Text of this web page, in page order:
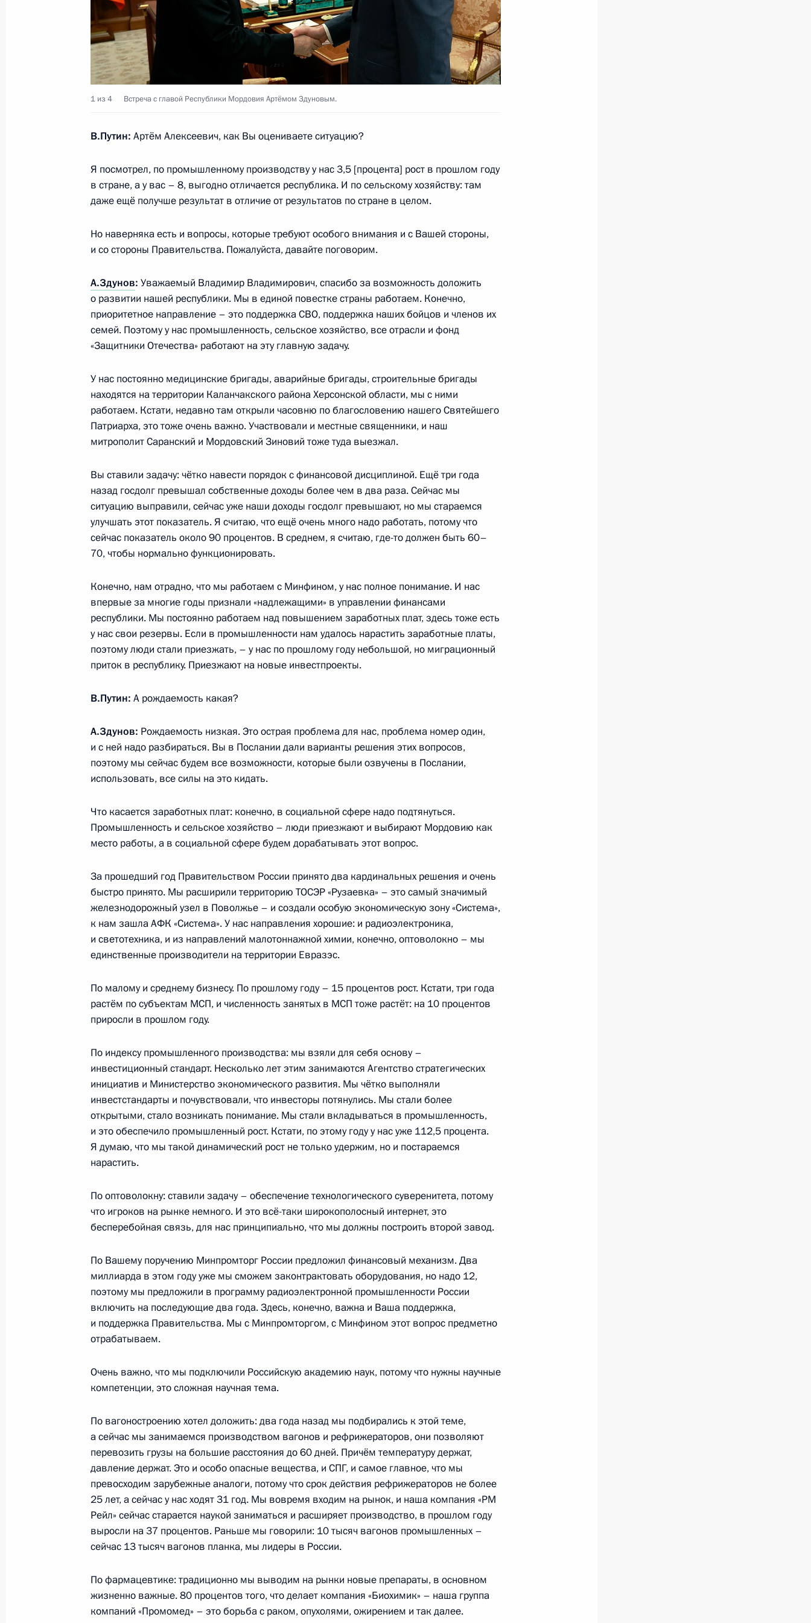
Открытие объектов металлургической промышленности
в регионах
15 июля 2024 года, 15:10
Совещание с постоянными членами Совета Безопасности
Уточнён ряд положений КоАП РФ, предусматривающих
административную ответственность за нарушение требований
лесного законодательства об учёте древесины и сделок с ней
Встреча с Министром науки и высшего образования Валерием
Фальковым
1 июля 2024 года, 13:15
Совещание по вопросам развития кораблестроения
26 июня 2024 года, 23:05
Организаторам, участникам и гостям XII Международного
молодёжного промышленного форума «Инженеры будущего»
24 июня 2024 года, 17:30
В законодательство внесены изменения в части создания
правовых основ развития инжиниринговых услуг
22 июня 2024 года, 13:35
Перечень поручений по итогам пленарного заседания съезда
и встречи с членами бюро правления Общероссийской
и предпринимателей»
Встреча с руководителями предприятий ОПК
производству и экспорту высокотехнологичной промышленной
продукции «Ростех»
15 мая 2024 года, 20:00
Совещание по вопросам развития оборонно-промышленного
15 мая 2024 года, 16:20
Встреча с Денисом Мантуровым и Сергеем Чемезовым
11 мая 2024 года, 12:10
Пленарное заседание съезда РСПП
25 апреля 2024 года, 17:55
Заседание комиссии Госсовета по направлению
«Промышленность»
Встреча с главой Росрыболовства Ильёй Шестаковым
8 апреля 2024 года, 14:10
Распоряжение о специальном решении о совершении сделки АО
«Норильский горно-металлургический комбинат им.
11 марта 2024 года, 17:10
Показать предыдущие материалы
26 июля 2026 года
1 из 4 Встреча с главой Республики Мордовия Артёмом Здуновым.
В.Путин: Артём Алексеевич, как Вы оцениваете ситуацию?
Я посмотрел, по промышленному производству у нас 3,5 [процента] рост в прошлом году
в стране, а у вас – 8, выгодно отличается республика. И по сельскому хозяйству: там
даже ещё получше результат в отличие от результатов по стране в целом.
Но наверняка есть и вопросы, которые требуют особого внимания и с Вашей стороны,
и со стороны Правительства. Пожалуйста, давайте поговорим.
А.Здунов: Уважаемый Владимир Владимирович, спасибо за возможность доложить
о развитии нашей республики. Мы в единой повестке страны работаем. Конечно,
приоритетное направление – это поддержка СВО, поддержка наших бойцов и членов их
семей. Поэтому у нас промышленность, сельское хозяйство, все отрасли и фонд
«Защитники Отечества» работают на эту главную задачу.
У нас постоянно медицинские бригады, аварийные бригады, строительные бригады
находятся на территории Каланчакского района Херсонской области, мы с ними
работаем. Кстати, недавно там открыли часовню по благословению нашего Святейшего
Патриарха, это тоже очень важно. Участвовали и местные священники, и наш
митрополит Саранский и Мордовский Зиновий тоже туда выезжал.
Вы ставили задачу: чётко навести порядок с финансовой дисциплиной. Ещё три года
назад госдолг превышал собственные доходы более чем в два раза. Сейчас мы
ситуацию выправили, сейчас уже наши доходы госдолг превышают, но мы стараемся
улучшать этот показатель. Я считаю, что ещё очень много надо работать, потому что
сейчас показатель около 90 процентов. В среднем, я считаю, где-то должен быть 60–
70, чтобы нормально функционировать.
Конечно, нам отрадно, что мы работаем с Минфином, у нас полное понимание. И нас
впервые за многие годы признали «надлежащими» в управлении финансами
республики. Мы постоянно работаем над повышением заработных плат, здесь тоже есть
у нас свои резервы. Если в промышленности нам удалось нарастить заработные платы,
поэтому люди стали приезжать, – у нас по прошлому году небольшой, но миграционный
приток в республику. Приезжают на новые инвестпроекты.
В.Путин: А рождаемость какая?
А.Здунов: Рождаемость низкая. Это острая проблема для нас, проблема номер один,
и с ней надо разбираться. Вы в Послании дали варианты решения этих вопросов,
поэтому мы сейчас будем все возможности, которые были озвучены в Послании,
использовать, все силы на это кидать.
Что касается заработных плат: конечно, в социальной сфере надо подтянуться.
Промышленность и сельское хозяйство – люди приезжают и выбирают Мордовию как
место работы, а в социальной сфере будем дорабатывать этот вопрос.
За прошедший год Правительством России принято два кардинальных решения и очень
быстро принято. Мы расширили территорию ТОСЭР «Рузаевка» – это самый значимый
железнодорожный узел в Поволжье – и создали особую экономическую зону «Система»,
к нам зашла АФК «Система». У нас направления хорошие: и радиоэлектроника,
и светотехника, и из направлений малотоннажной химии, конечно, оптоволокно – мы
единственные производители на территории Евразэс.
По малому и среднему бизнесу. По прошлому году – 15 процентов рост. Кстати, три года
растём по субъектам МСП, и численность занятых в МСП тоже растёт: на 10 процентов
приросли в прошлом году.
По индексу промышленного производства: мы взяли для себя основу –
инвестиционный стандарт. Несколько лет этим занимаются Агентство стратегических
инициатив и Министерство экономического развития. Мы чётко выполняли
инвестстандарты и почувствовали, что инвесторы потянулись. Мы стали более
открытыми, стало возникать понимание. Мы стали вкладываться в промышленность,
и это обеспечило промышленный рост. Кстати, по этому году у нас уже 112,5 процента.
Я думаю, что мы такой динамический рост не только удержим, но и постараемся
нарастить.
По оптоволокну: ставили задачу – обеспечение технологического суверенитета, потому
что игроков на рынке немного. И это всё-таки широкополосный интернет, это
бесперебойная связь, для нас принципиально, что мы должны построить второй завод.
По Вашему поручению Минпромторг России предложил финансовый механизм. Два
миллиарда в этом году уже мы сможем законтрактовать оборудования, но надо 12,
поэтому мы предложили в программу радиоэлектронной промышленности России
включить на последующие два года. Здесь, конечно, важна и Ваша поддержка,
и поддержка Правительства. Мы с Минпромторгом, с Минфином этот вопрос предметно
отрабатываем.
Очень важно, что мы подключили Российскую академию наук, потому что нужны научные
компетенции, это сложная научная тема.
По вагоностроению хотел доложить: два года назад мы подбирались к этой теме,
а сейчас мы занимаемся производством вагонов и рефрижераторов, они позволяют
перевозить грузы на большие расстояния до 60 дней. Причём температуру держат,
давление держат. Это и особо опасные вещества, и СПГ, и самое главное, что мы
превосходим зарубежные аналоги, потому что срок действия рефрижераторов не более
25 лет, а сейчас у нас ходят 31 год. Мы вовремя входим на рынок, и наша компания «РМ
Рейл» сейчас старается наукой заниматься и расширяет производство, в прошлом году
выросли на 37 процентов. Раньше мы говорили: 10 тысяч вагонов промышленных –
сейчас 13 тысяч вагонов планка, мы лидеры в России.
По фармацевтике: традиционно мы выводим на рынки новые препараты, в основном
жизненно важные. 80 процентов того, что делает компания «Биохимик» – наша группа
компаний «Промомед» – это борьба с раком, опухолями, ожирением и так далее.